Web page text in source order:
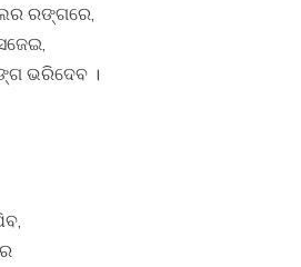
ରଙ୍ଗରେ,
ଭରିଦେବ ।